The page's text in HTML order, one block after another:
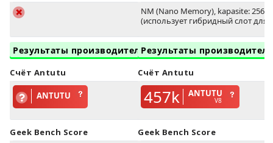
Результаты производительности
Счёт Antutu
ANTUTU
Geek Bench Score
NM (Nano Memory), kapasite:
(использует гибридный слот для
Результаты
Счёт Antutu
457k ANTUTU
V8
Geek Bench Score